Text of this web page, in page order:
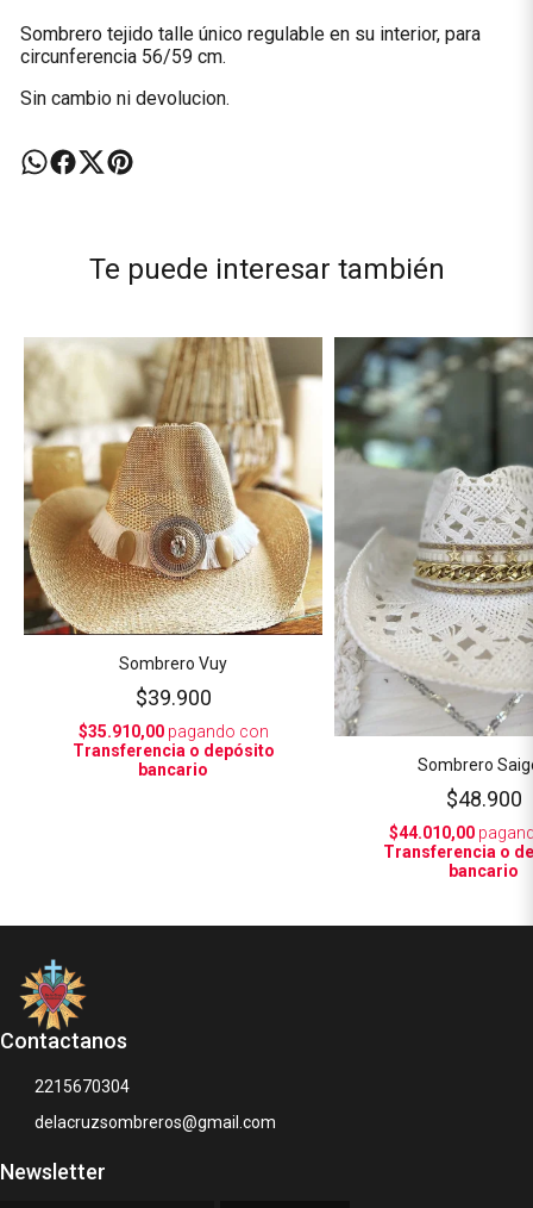
Sombrero tejido talle único regulable en su interior, para
circunferencia 56/59 cm.
Sin cambio ni devolucion.
Te puede interesar también
Sombrero Vuy
$39.900
$35.910,00pagando con
Transferencia o depósito
bancario
Sombrero
$48.900
$44.010,00
Transferencia o
bancario
Contactanos
2215670304
delacruzsombreros@gmail.com
Newsletter